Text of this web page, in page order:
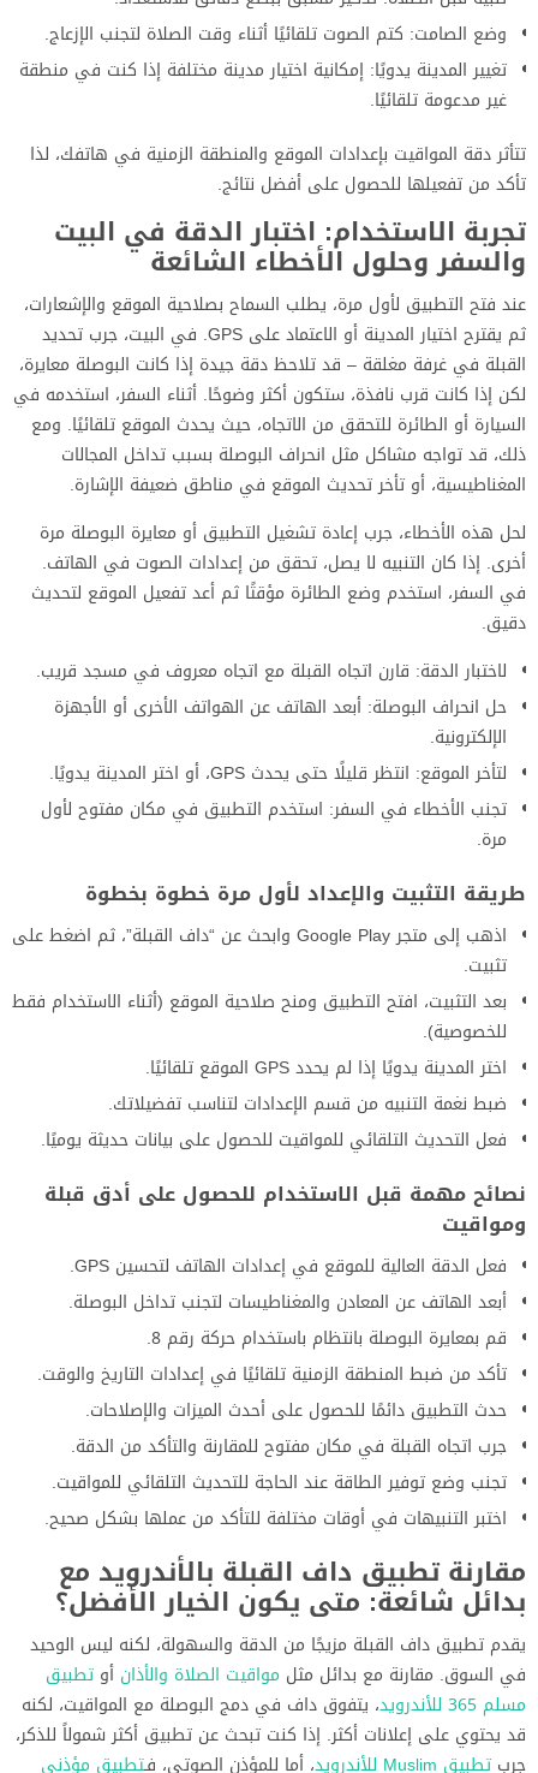
وضع الصامت: كتم الصوت تلقائيًا أثناء وقت الصلاة لتجنب الإزعاج.
تغيير المدينة يدويًا: إمكانية اختيار مدينة مختلفة إذا كنت في منطقة
غير مدعومة تلقائيًا.
تتأثر دقة المواقيت بإعدادات الموقع والمنطقة الزمنية في هاتفك، لذا
تأكد من تفعيلها للحصول على أفضل نتائج.
تجربة الاستخدام: اختبار الدقة في البيت
والسفر وحلول الأخطاء الشائعة
عند فتح التطبيق لأول مرة، يطلب السماح بصلاحية الموقع والإشعارات،
ثم يقترح اختيار المدينة أو الاعتماد على GPS. في البيت، جرب تحديد
القبلة في غرفة مغلقة – قد تلاحظ دقة جيدة إذا كانت البوصلة معايرة،
لكن إذا كانت قرب نافذة، ستكون أكثر وضوحًا. أثناء السفر، استخدمه في
السيارة أو الطائرة للتحقق من الاتجاه، حيث يحدث الموقع تلقائيًا. ومع
ذلك، قد تواجه مشاكل مثل انحراف البوصلة بسبب تداخل المجالات
المغناطيسية، أو تأخر تحديث الموقع في مناطق ضعيفة الإشارة.
لحل هذه الأخطاء، جرب إعادة تشغيل التطبيق أو معايرة البوصلة مرة
أخرى. إذا كان التنبيه لا يصل، تحقق من إعدادات الصوت في الهاتف.
في السفر، استخدم وضع الطائرة مؤقتًا ثم أعد تفعيل الموقع لتحديث
دقيق.
لاختبار الدقة: قارن اتجاه القبلة مع اتجاه معروف في مسجد قريب.
حل انحراف البوصلة: أبعد الهاتف عن الهواتف الأخرى أو الأجهزة
الإلكترونية.
لتأخر الموقع: انتظر قليلًا حتى يحدث GPS، أو اختر المدينة يدويًا.
تجنب الأخطاء في السفر: استخدم التطبيق في مكان مفتوح لأول
مرة.
طريقة التثبيت والإعداد لأول مرة خطوة بخطوة
اذهب إلى متجر Google Play وابحث عن “داف القبلة”، ثم اضغط على
تثبيت.
بعد التثبيت، افتح التطبيق ومنح صلاحية الموقع (أثناء الاستخدام فقط
للخصوصية).
اختر المدينة يدويًا إذا لم يحدد GPS الموقع تلقائيًا.
ضبط نغمة التنبيه من قسم الإعدادات لتناسب تفضيلاتك.
فعل التحديث التلقائي للمواقيت للحصول على بيانات حديثة يوميًا.
نصائح مهمة قبل الاستخدام للحصول على أدق قبلة
ومواقيت
فعل الدقة العالية للموقع في إعدادات الهاتف لتحسين GPS.
أبعد الهاتف عن المعادن والمغناطيسات لتجنب تداخل البوصلة.
قم بمعايرة البوصلة بانتظام باستخدام حركة رقم 8.
تأكد من ضبط المنطقة الزمنية تلقائيًا في إعدادات التاريخ والوقت.
حدث التطبيق دائمًا للحصول على أحدث الميزات والإصلاحات.
جرب اتجاه القبلة في مكان مفتوح للمقارنة والتأكد من الدقة.
تجنب وضع توفير الطاقة عند الحاجة للتحديث التلقائي للمواقيت.
اختبر التنبيهات في أوقات مختلفة للتأكد من عملها بشكل صحيح.
مقارنة تطبيق داف القبلة بالأندرويد مع
بدائل شائعة: متى يكون الخيار الأفضل؟
يقدم تطبيق داف القبلة مزيجًا من الدقة والسهولة، لكنه ليس الوحيد
في السوق. مقارنة مع بدائل مثل مواقيت الصلاة والأذان أو تطبيق
مسلم 365 للأندرويد
، يتفوق داف في دمج البوصلة مع المواقيت، لكنه
قد يحتوي على إعلانات أكثر. إذا كنت تبحث عن تطبيق أكثر شمولاً للذكر،
جرب تطبيق Muslim للأندرويد ، أما للمؤذن الصوتي، فـتطبيق مؤذني